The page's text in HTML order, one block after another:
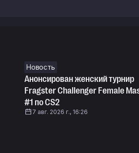
Новость
Анонсирован женский турнир
Fragster Challenger Female
#1 по CS2
7 авг. 2026 г., 16:26